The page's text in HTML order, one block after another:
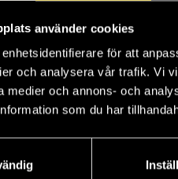
använder cookies
för att
och analysera vår trafik. Vi
medier och annons- och
som du har